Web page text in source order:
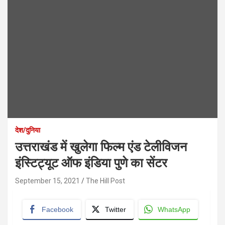
देश/दुनिया
उत्तराखंड में खुलेगा फिल्म एंड टेलीविजन
इंस्टिट्यूट ऑफ इंडिया पुणे का सेंटर
September 15, 2021 The Hill Post
Facebook Twitter WhatsApp